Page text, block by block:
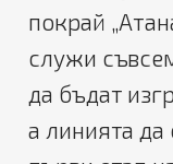
покрай
служи
да бъдат
а линията да